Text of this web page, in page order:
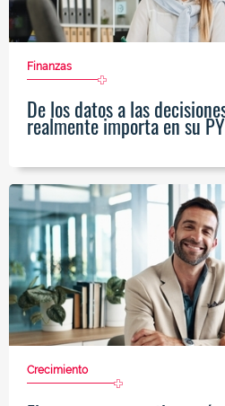
Finanzas
De los datos a las
realmente importa en su
Crecimiento